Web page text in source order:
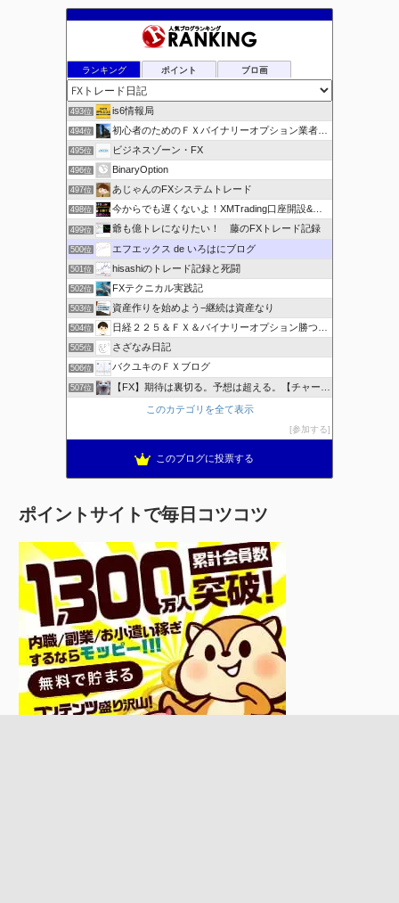
ランキング ポイント ブロ画
493位 is6情報局
494位 初心者のためのＦＸバイナリーオプション業者比較.com
495位 ビジネスゾーン・FX
496位 BinaryOption
497位 あじゃんのFXシステムトレード
498位 今からでも遅くないよ！XMTrading口座開設&攻略ブログ
499位 爺も億トレになりたい！ 藤のFXトレード記録
500位 エフエックス de いろはにブログ
501位 hisashiのトレード記録と死闘
502位 FXテクニカル実践記
503位 資産作りを始めよう−継続は資産なり
504位 日経２２５＆ＦＸ＆バイナリーオプション勝つための
505位 さざなみ日記
506位 バクユキのＦＸブログ
507位 【FX】期待は裏切る。予想は超える。【チャート学びブログ】
このカテゴリを全て表示
参加する
このブログに投票する
ポイントサイトで毎日コツコツ